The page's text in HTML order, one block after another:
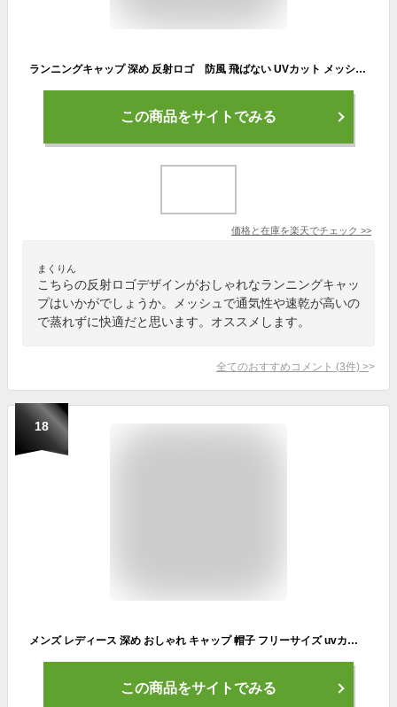
ランニングキャップ 深め 反射ロゴ 防風 飛ばない UVカット メッシュ ジョギング 日よけ帽子 速乾 通気性 メンズ レディース 軽量
この商品をサイトでみる
価格と在庫を楽天でチェック >>
まくりん
こちらの反射ロゴデザインがおしゃれなランニングキャッ
プはいかがでしょうか。メッシュで通気性や速乾が高いの
で蒸れずに快適だと思います。オススメします。
全てのおすすめコメント (3件) >
18
メンズ レディース 深め おしゃれ キャップ 帽子 フリーサイズ uvカット uv シンプル コットン ベースボールキャップ ランニングキャップ cap 野球帽 無地
この商品をサイトでみる